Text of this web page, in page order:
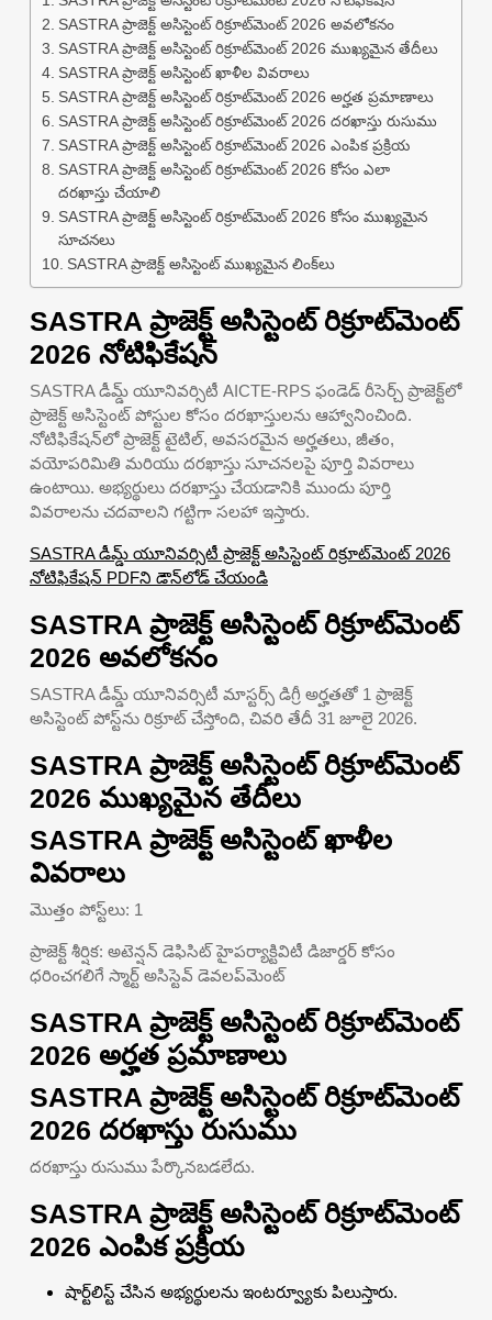
SASTRA ప్రాజెక్ట్ అసిస్టెంట్ రిక్రూట్‌మెంట్ 2026 అవలోకనం
SASTRA ప్రాజెక్ట్ అసిస్టెంట్ రిక్రూట్‌మెంట్ 2026 ముఖ్యమైన తేదీలు
SASTRA ప్రాజెక్ట్ అసిస్టెంట్ ఖాళీల వివరాలు
SASTRA ప్రాజెక్ట్ అసిస్టెంట్ రిక్రూట్‌మెంట్ 2026 అర్హత ప్రమాణాలు
SASTRA ప్రాజెక్ట్ అసిస్టెంట్ రిక్రూట్‌మెంట్ 2026 దరఖాస్తు రుసుము
SASTRA ప్రాజెక్ట్ అసిస్టెంట్ రిక్రూట్‌మెంట్ 2026 ఎంపిక ప్రక్రియ
SASTRA ప్రాజెక్ట్ అసిస్టెంట్ రిక్రూట్‌మెంట్ 2026 కోసం ఎలా
దరఖాస్తు చేయాలి
SASTRA ప్రాజెక్ట్ అసిస్టెంట్ రిక్రూట్‌మెంట్ 2026 కోసం ముఖ్యమైన
సూచనలు
SASTRA ప్రాజెక్ట్ అసిస్టెంట్ ముఖ్యమైన లింక్‌లు
SASTRA ప్రాజెక్ట్ అసిస్టెంట్ రిక్రూట్‌మెంట్
2026 నోటిఫికేషన్
SASTRA డీమ్డ్ యూనివర్సిటీ AICTE-RPS ఫండెడ్ రీసెర్చ్ ప్రాజెక్ట్‌లో
ప్రాజెక్ట్ అసిస్టెంట్ పోస్టుల కోసం దరఖాస్తులను ఆహ్వానించింది.
నోటిఫికేషన్‌లో ప్రాజెక్ట్ టైటిల్, అవసరమైన అర్హతలు, జీతం,
వయోపరిమితి మరియు దరఖాస్తు సూచనలపై పూర్తి వివరాలు
ఉంటాయి. అభ్యర్థులు దరఖాస్తు చేయడానికి ముందు పూర్తి
వివరాలను చదవాలని గట్టిగా సలహా ఇస్తారు.
SASTRA డీమ్డ్ యూనివర్సిటీ ప్రాజెక్ట్ అసిస్టెంట్ రిక్రూట్‌మెంట్ 2026
నోటిఫికేషన్ PDFని డౌన్‌లోడ్ చేయండి
SASTRA ప్రాజెక్ట్ అసిస్టెంట్ రిక్రూట్‌మెంట్
2026 అవలోకనం
SASTRA డీమ్డ్ యూనివర్సిటీ మాస్టర్స్ డిగ్రీ అర్హతతో 1 ప్రాజెక్ట్
అసిస్టెంట్ పోస్ట్‌ను రిక్రూట్ చేస్తోంది, చివరి తేదీ 31 జూలై 2026.
SASTRA ప్రాజెక్ట్ అసిస్టెంట్ రిక్రూట్‌మెంట్
2026 ముఖ్యమైన తేదీలు
SASTRA ప్రాజెక్ట్ అసిస్టెంట్ ఖాళీల
వివరాలు
మొత్తం పోస్ట్‌లు: 1
ప్రాజెక్ట్ శీర్షిక: అటెన్షన్ డెఫిసిట్ హైపర్యాక్టివిటీ డిజార్డర్ కోసం
ధరించగలిగే స్మార్ట్ అసిస్టెవ్ డెవలప్‌మెంట్
SASTRA ప్రాజెక్ట్ అసిస్టెంట్ రిక్రూట్‌మెంట్
2026 అర్హత ప్రమాణాలు
SASTRA ప్రాజెక్ట్ అసిస్టెంట్ రిక్రూట్‌మెంట్
2026 దరఖాస్తు రుసుము
దరఖాస్తు రుసుము పేర్కొనబడలేదు.
SASTRA ప్రాజెక్ట్ అసిస్టెంట్ రిక్రూట్‌మెంట్
2026 ఎంపిక ప్రక్రియ
షార్ట్‌లిస్ట్ చేసిన అభ్యర్థులను ఇంటర్వ్యూకు పిలుస్తారు.